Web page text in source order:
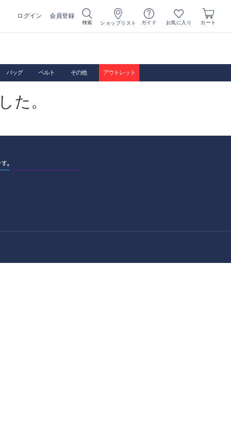
ログイン 会員登録
検索 ショップリスト ガイド お気に入り カート
バッグ ベルト その他 アウトレット
た。